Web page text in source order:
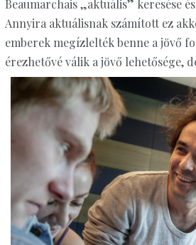
Beaumarchais „aktuális” keresése
Annyira aktuálisnak számított ez
emberek megízlelték benne a jövő
érezhetővé válik a jövő lehetősége,